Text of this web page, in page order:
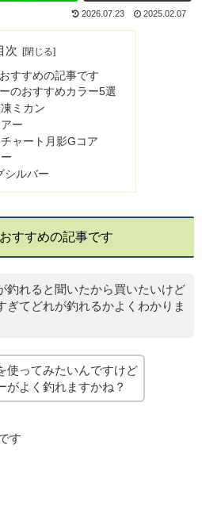
2026.07.23 2025.02.07
次
すすめの記事です
のおすすめカラー5選
ミカン
ー
ャート月影Gコア
シルバー
すすめの記事です
釣れると聞いたから買いたいけど
ぎてどれが釣れるかよくわかりま
使ってみたいんですけど
がよく釣れますかね？
す